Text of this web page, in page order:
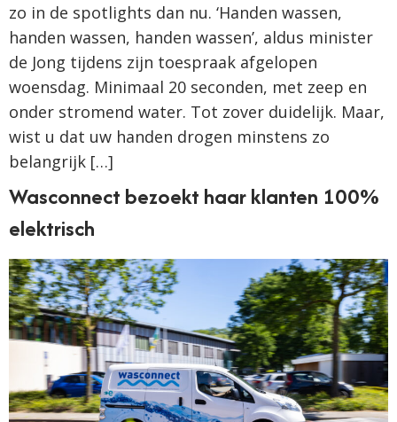
zo in de spotlights dan nu. ‘Handen wassen,
handen wassen, handen wassen’, aldus minister
de Jong tijdens zijn toespraak afgelopen
woensdag. Minimaal 20 seconden, met zeep en
onder stromend water. Tot zover duidelijk. Maar,
wist u dat uw handen drogen minstens zo
belangrijk […]
Wasconnect bezoekt haar klanten 100%
elektrisch